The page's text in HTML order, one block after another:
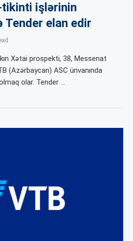
tikinti işlərinin
Tender elan edir
Xətai prospekti, 38, Messenat
(Azərbaycan) ASC ünvanında
olar. Tender …